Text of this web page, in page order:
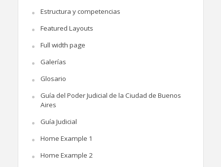
Estructura y competencias
Featured Layouts
Full width page
Galerías
Glosario
Guía del Poder Judicial de la Ciudad de Buenos
Aires
Guía Judicial
Home Example 1
Home Example 2